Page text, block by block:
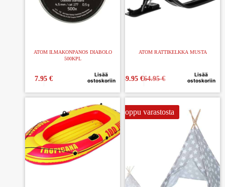
ATOM ILMAKONPANOS DIABOLO
500KPL
7.95€
Lisää
ostoskoriin
ATOM RATTIKELKKA MUSTA
64.95€
49.95€
Lisää
ostoskoriin
Loppu varastosta